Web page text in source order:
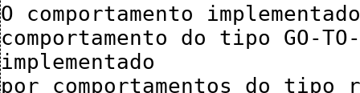
O comportamento
comportamento do tipo GO-
implementado
por comportamentos do